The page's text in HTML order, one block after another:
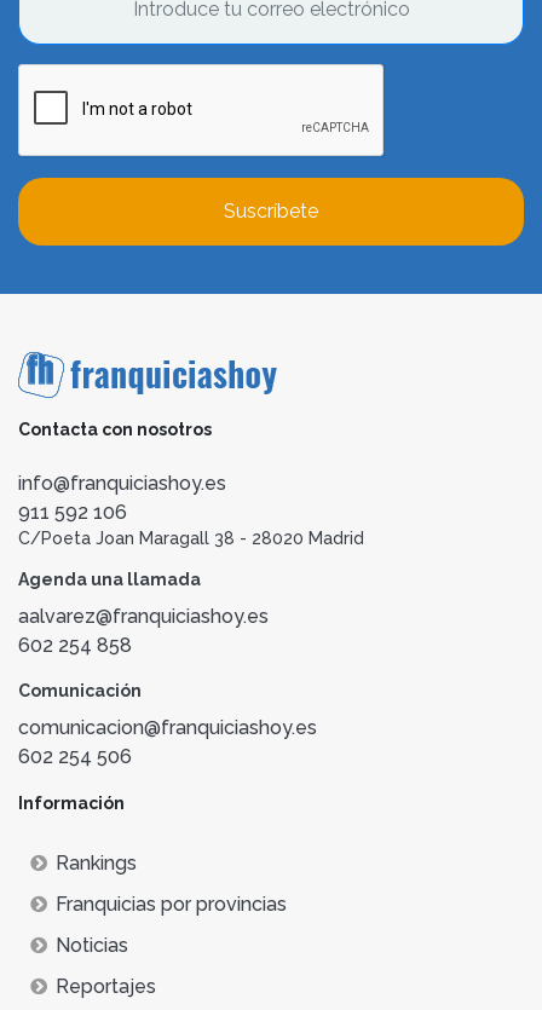
Suscríbete
Contacta con nosotros
info@franquiciashoy.es
911 592 106
C/Poeta Joan Maragall 38 - 28020 Madrid
Agenda una llamada
aalvarez@franquiciashoy.es
602 254 858
Comunicación
comunicacion@franquiciashoy.es
602 254 506
Información
Rankings
Franquicias por provincias
Noticias
Reportajes